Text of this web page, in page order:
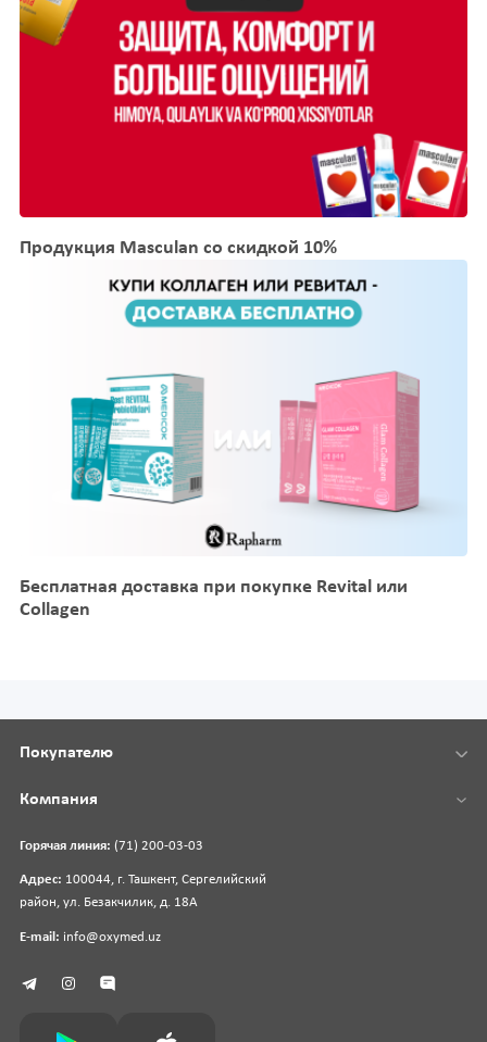
Продукция Masculan со скидкой 10%
Бесплатная доставка при покупке Revital или
Collagen
Горячая линия: (71) 200-03-03
Адрес: 100044, г. Ташкент, Сергелийский
район, ул. Безакчилик, д. 18А
E-mail: info@oxymed.uz
Покупателю
Компания